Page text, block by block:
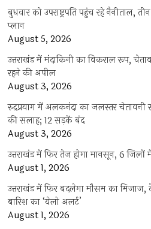
बुधवार को उपराष्ट्रपति पहुंच रहे नैनीताल,
प्‍लान
August 5, 2026
उत्तराखंड में मंदाकिनी का विकराल रूप,
रहने की अपील
August 3, 2026
रुद्रप्रयाग में अलकनंदा का जलस्तर चेतावनी
की सलाह; 12 सड़कें बंद
August 3, 2026
उत्तराखंड में फिर तेज होगा मानसून, 6 जिलों
August 1, 2026
उत्तराखंड में फिर बदलेगा मौसम का मिजाज,
बारिश का ‘येलो अलर्ट’
August 1, 2026